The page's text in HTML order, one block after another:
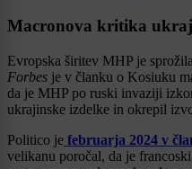
Macronova kritika
Evropska širitev MHP je
Forbes je v članku o Kosiuku
da je MHP po ruski invaziji
ukrajinske izdelke in okrepil
Politico je februarja 2024 v
velikanu poročal, da je